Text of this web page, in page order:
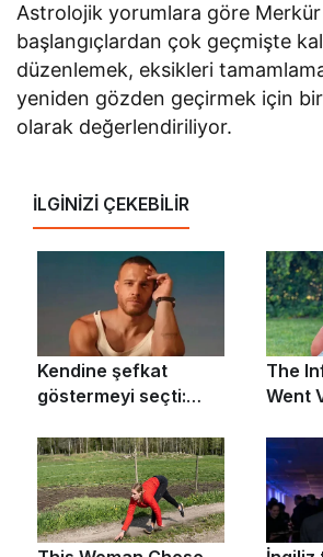
Astrolojik yorumlara göre
başlangıçlardan çok geçmişte
düzenlemek, eksikleri
yeniden gözden geçirmek için
olarak değerlendiriliyor.